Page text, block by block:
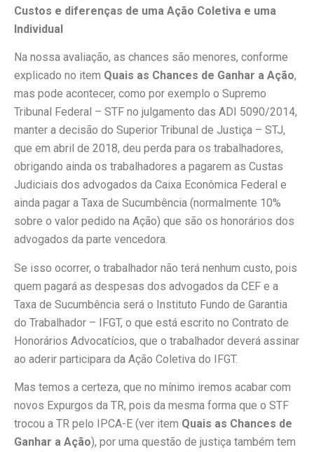
Custos e diferenças de uma Ação Coletiva e uma
Individual
Na nossa avaliação, as chances são menores, conforme
explicado no item Quais as Chances de Ganhar a Ação,
mas pode acontecer, como por exemplo o Supremo
Tribunal Federal – STF no julgamento das ADI 5090/2014,
manter a decisão do Superior Tribunal de Justiça – STJ,
que em abril de 2018, deu perda para os trabalhadores,
obrigando ainda os trabalhadores a pagarem as Custas
Judiciais dos advogados da Caixa Econômica Federal e
ainda pagar a Taxa de Sucumbência (normalmente 10%
sobre o valor pedido na Ação) que são os honorários dos
advogados da parte vencedora.
Se isso ocorrer, o trabalhador não terá nenhum custo, pois
quem pagará as despesas dos advogados da CEF e a
Taxa de Sucumbência será o Instituto Fundo de Garantia
do Trabalhador – IFGT, o que está escrito no Contrato de
Honorários Advocatícios, que o trabalhador deverá assinar
ao aderir participara da Ação Coletiva do IFGT.
Mas temos a certeza, que no mínimo iremos acabar com
novos Expurgos da TR, pois da mesma forma que o STF
trocou a TR pelo IPCA-E (ver item Quais as Chances de
Ganhar a Ação), por uma questão de justiça também tem